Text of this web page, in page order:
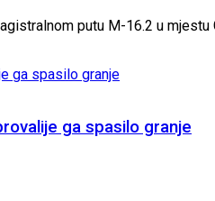
putu M-16.2 u mjestu
ga spasilo granje